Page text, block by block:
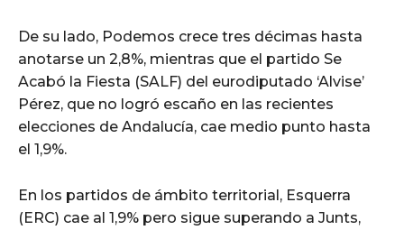
De su lado, Podemos crece tres décimas hasta
anotarse un 2,8%, mientras que el partido Se
Acabó la Fiesta (SALF) del eurodiputado ‘Alvise’
Pérez, que no logró escaño en las recientes
elecciones de Andalucía, cae medio punto hasta
el 1,9%.
En los partidos de ámbito territorial, Esquerra
(ERC) cae al 1,9% pero sigue superando a Junts,